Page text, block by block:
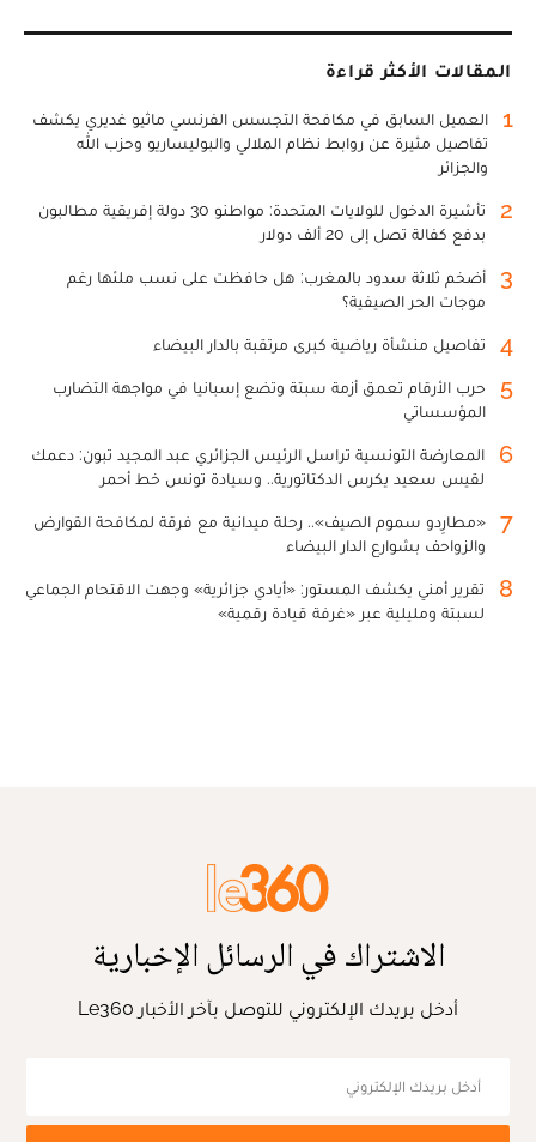
المقالات الأكثر قراءة
1
العميل السابق في مكافحة التجسس الفرنسي ماثيو غديري يكشف
تفاصيل مثيرة عن روابط نظام الملالي والبوليساريو وحزب الله
والجزائر
2
تأشيرة الدخول للولايات المتحدة: مواطنو 30 دولة إفريقية مطالبون
بدفع كفالة تصل إلى 20 ألف دولار
3
أضخم ثلاثة سدود بالمغرب: هل حافظت على نسب ملئها رغم
موجات الحر الصيفية؟
4 تفاصيل منشأة رياضية كبرى مرتقبة بالدار البيضاء
5
حرب الأرقام تعمق أزمة سبتة وتضع إسبانيا في مواجهة التضارب
المؤسساتي
6
المعارضة التونسية تراسل الرئيس الجزائري عبد المجيد تبون: دعمك
لقيس سعيد يكرس الدكتاتورية.. وسيادة تونس خط أحمر
7
«مطارِدو سموم الصيف».. رحلة ميدانية مع فرقة لمكافحة القوارض
والزواحف بشوارع الدار البيضاء
8
تقرير أمني يكشف المستور: «أيادي جزائرية» وجهت الاقتحام الجماعي
لسبتة ومليلية عبر «غرفة قيادة رقمية»
الاشتراك في الرسائل الإخبارية
أدخل بريدك الإلكتروني للتوصل بآخر الأخبار Le360